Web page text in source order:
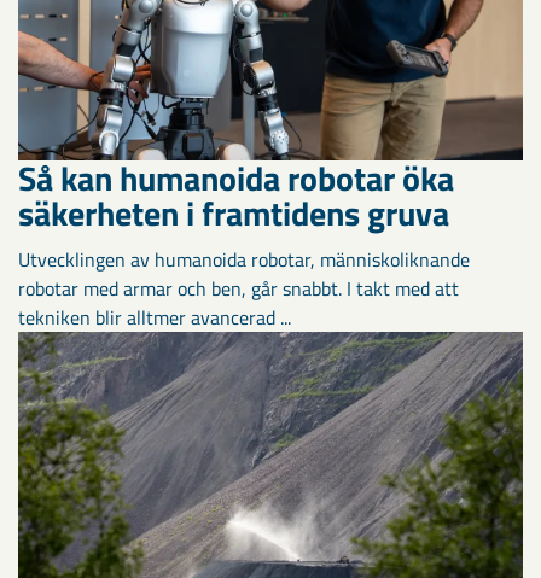
Så kan humanoida robotar öka
säkerheten i framtidens gruva
Utvecklingen av humanoida robotar, människoliknande
robotar med armar och ben, går snabbt. I takt med att
tekniken blir alltmer avancerad ...